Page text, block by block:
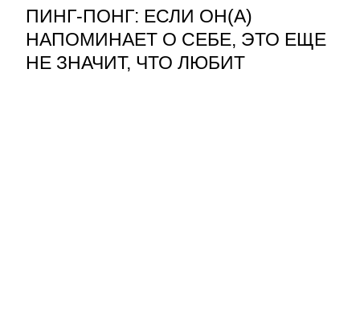
ПИНГ-ПОНГ: ЕСЛИ ОН(А)
НАПОМИНАЕТ О СЕБЕ, ЭТО ЕЩЕ
НЕ ЗНАЧИТ, ЧТО ЛЮБИТ